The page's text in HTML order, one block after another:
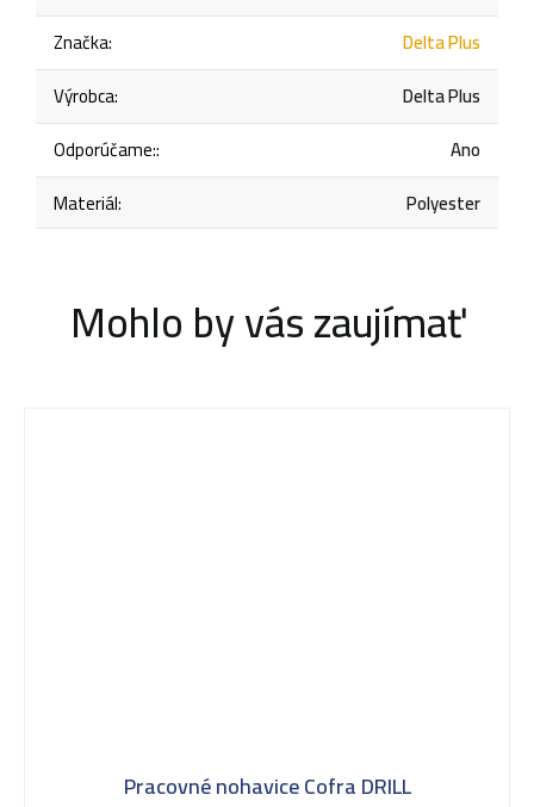
Značka:
Delta Plus
Výrobca:
Delta Plus
Odporúčame::
Ano
Materiál: Polyester
Mohlo by vás zaujímať
Pracovné nohavice Cofra DRILL